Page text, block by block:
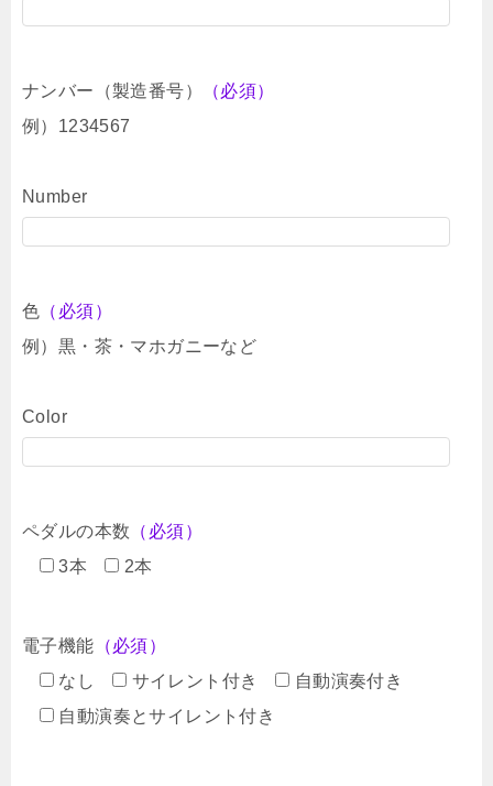
ナンバー（製造番号）
（必須）
例）1234567
Number
色 （必須）
例）黒・茶・マホガニーなど
Color
ペダルの本数 （必須）
3本
2本
電子機能 （必須）
なし
サイレント付き
自動演奏付き
自動演奏とサイレント付き